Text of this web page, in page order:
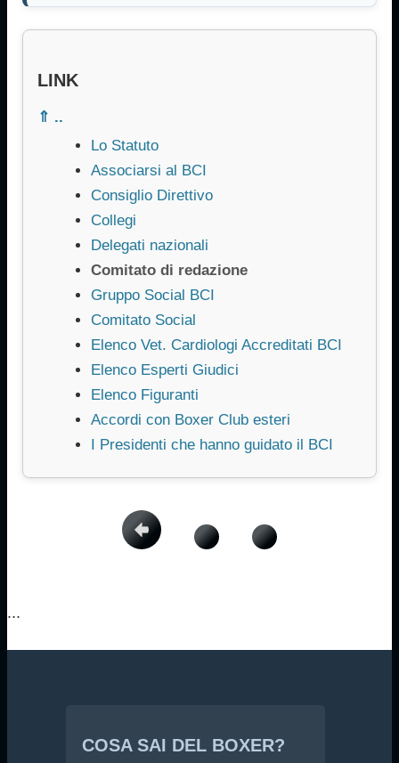
LINK
⇑ ..
Lo Statuto
Associarsi al BCI
Consiglio Direttivo
Collegi
Delegati nazionali
Comitato di redazione
Gruppo Social BCI
Comitato Social
Elenco Vet. Cardiologi Accreditati BCI
Elenco Esperti Giudici
Elenco Figuranti
Accordi con Boxer Club esteri
I Presidenti che hanno guidato il BCI
...
COSA SAI DEL BOXER?